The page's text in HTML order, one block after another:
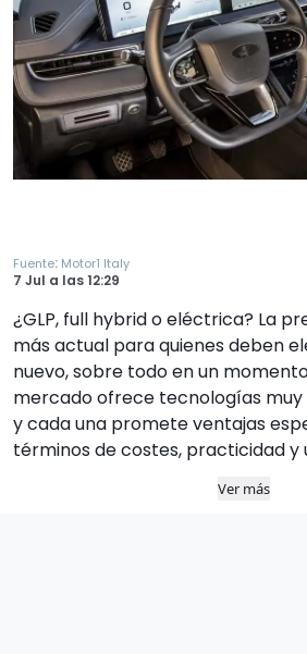
Fuente: Motor1 Italy
7 Jul a las12:29
¿GLP, full hybrid o eléctrica? La
más actual para quienes deben
nuevo, sobre todo en un
mercado ofrece tecnologías
y cada una promete ventajas
términos de costes, practicidad y
Ver más